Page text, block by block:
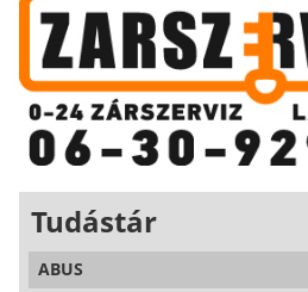
Tudástár
ABUS